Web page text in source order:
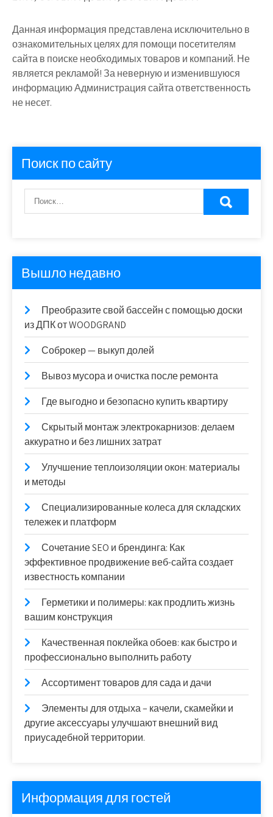
Данная информация представлена исключительно в
ознакомительных целях для помощи посетителям
сайта в поиске необходимых товаров и компаний. Не
является рекламой! За неверную и изменившуюся
информацию Администрация сайта ответственность
не несет.
Поиск по сайту
Вышло недавно
Преобразите свой бассейн с помощью доски
из ДПК от WOODGRAND
Соброкер — выкуп долей
Вывоз мусора и очистка после ремонта
Где выгодно и безопасно купить квартиру
Скрытый монтаж электрокарнизов: делаем
аккуратно и без лишних затрат
Улучшение теплоизоляции окон: материалы
и методы
Специализированные колеса для складских
тележек и платформ
Сочетание SEO и брендинга: Как
эффективное продвижение веб-сайта создает
известность компании
Герметики и полимеры: как продлить жизнь
вашим конструкция
Качественная поклейка обоев: как быстро и
профессионально выполнить работу
Ассортимент товаров для сада и дачи
Элементы для отдыха – качели, скамейки и
другие аксессуары улучшают внешний вид
приусадебной территории.
Информация для гостей